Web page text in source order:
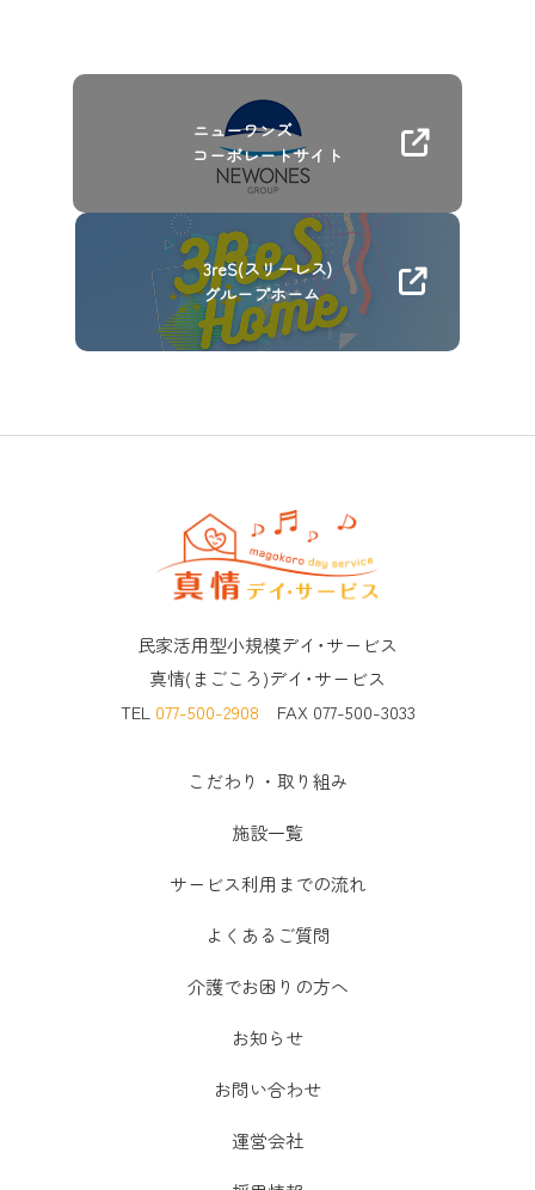
ニューワンズ
コーポレートサイト
3reS(スリーレス)
グループホーム
民家活用型小規模デイ･サービス
真情(まごころ)デイ･サービス
TEL 077-500-2908 FAX 077-500-3033
こだわり・取り組み
施設一覧
サービス利用までの流れ
よくあるご質問
介護でお困りの方へ
お知らせ
お問い合わせ
運営会社